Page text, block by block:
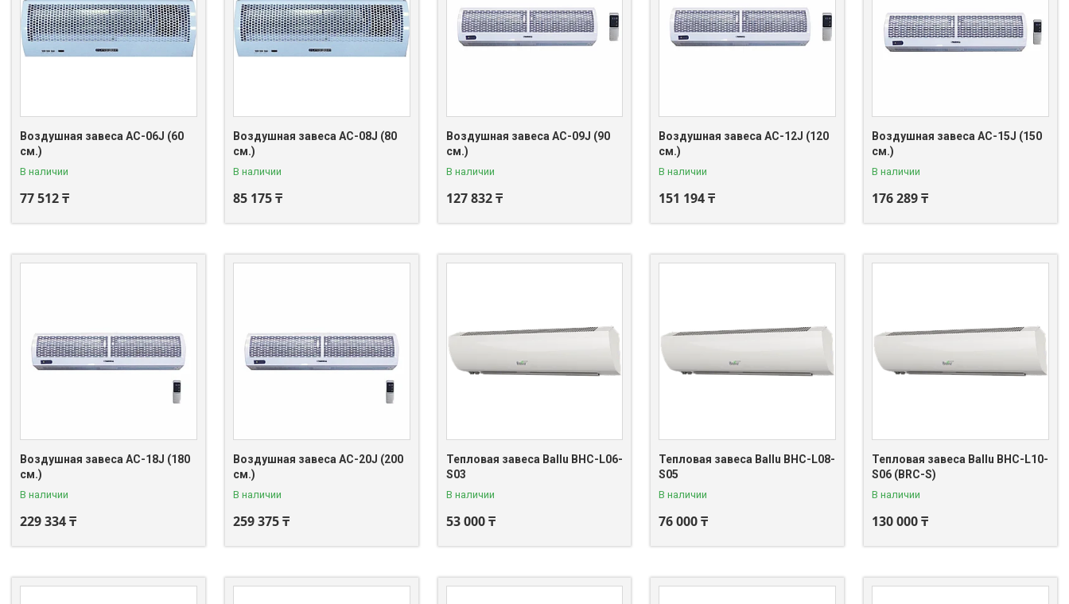
Воздушная завеса AC-06J (60
см.)
В наличии
77 512 ₸
Воздушная завеса AC-08J (80
см.)
В наличии
85 175 ₸
Воздушная завеса AC-09J (90
см.)
В наличии
127 832 ₸
Воздушная завеса AC-12J (120
см.)
В наличии
151 194 ₸
Воздушная завеса AC-15J (150
см.)
В наличии
176 289 ₸
Воздушная завеса AC-18J (180
см.)
В наличии
229 334 ₸
Воздушная завеса AC-20J (200
см.)
В наличии
259 375 ₸
Тепловая завеса Ballu BHC-L06-
S03
В наличии
53 000 ₸
Тепловая завеса Ballu BHC-L08-
S05
В наличии
76 000 ₸
Тепловая завеса Ballu BHC-L10-
S06 (BRC-S)
В наличии
130 000 ₸